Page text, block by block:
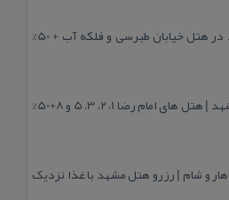
لیست هتل آپارتمان های مشهد در هتل خیابان طبرسی و فلکه آب + 50%
رزرو هتل در خیابان امام رضا مشهد | هتل‌ های امام رضا 1، 2، 3، 5 و 8+50%
و شام | رزرو هتل مشهد با غذا نزدیک